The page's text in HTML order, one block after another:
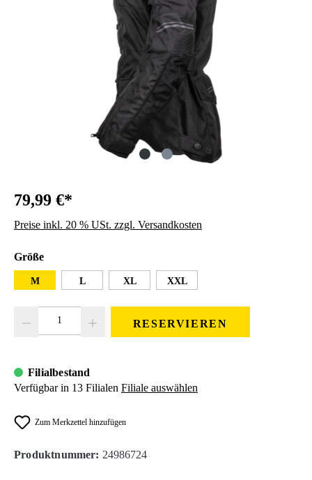
79,99 €*
Preise inkl. 20 % USt. zzgl. Versandkosten
Größeauswählen
M L XL XXL
RESERVIEREN
Filialbestand
Verfügbar in 13 Filialen Filiale auswählen
Zum Merkzettel hinzufügen
Produktnummer: 24986724